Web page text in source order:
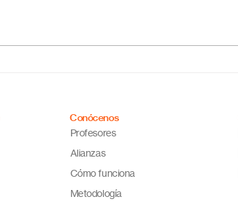
Conócenos
Profesores
Alianzas
Cómo funciona
Metodología